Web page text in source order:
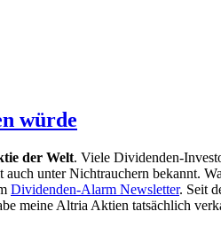
würde
der Welt. Viele Dividenden-
unter Nichtrauchern bekannt.
Dividenden-Alarm Newsletter. Seit
meine Altria Aktien tatsächlich